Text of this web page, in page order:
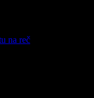
na reč